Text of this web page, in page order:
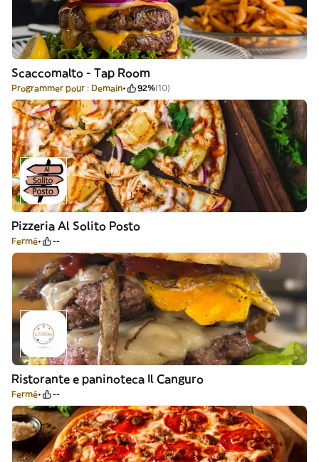
Scaccomalto - Tap Room
Programmer pour : Demain 92%(10)
Pizzeria Al Solito Posto
Fermé --
Ristorante e paninoteca Il Canguro
Fermé --